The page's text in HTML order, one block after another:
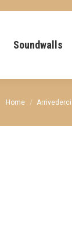
Soundwalls
You are here:
Home